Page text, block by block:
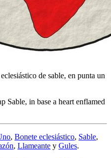
de sable, en punta un
Sable, in base a heart enflamed
, Bonete eclesiástico, Sable,
, Llameante y Gules.